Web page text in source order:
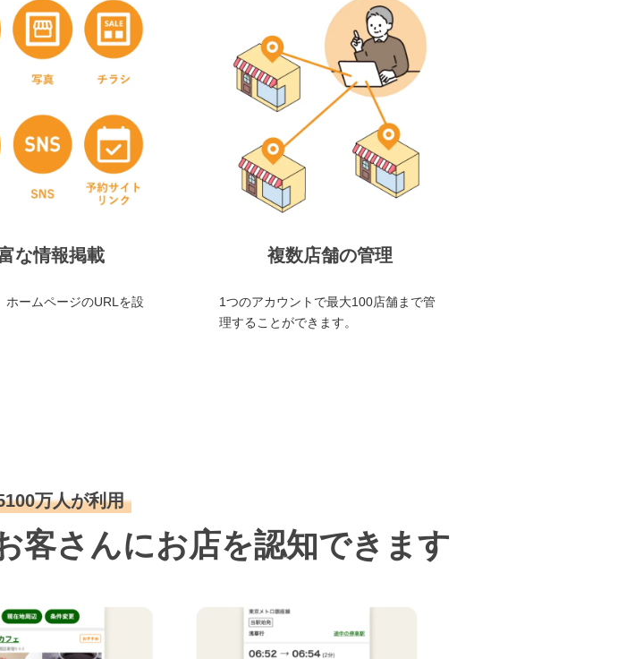
な情報掲載
ホームページのURLを設
複数店舗の管理
1つのアカウントで最大100店舗まで管
理することができます。
万人が利用
客さんにお店を認知できます